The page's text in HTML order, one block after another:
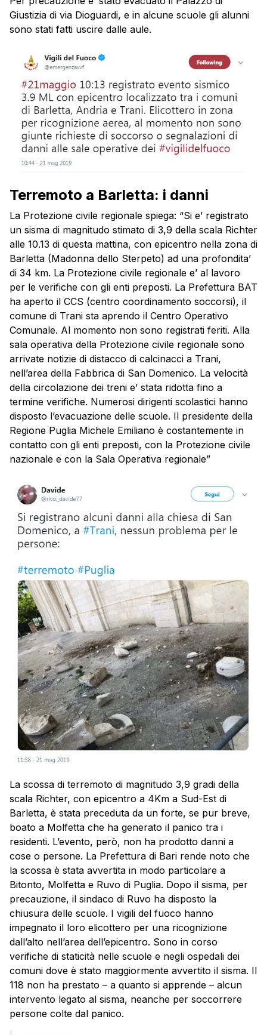
Giustizia di via Dioguardi, e in alcune scuole gli alunni
sono stati fatti uscire dalle aule.
Terremoto a Barletta: i danni
La Protezione civile regionale spiega: “Si e’ registrato
un sisma di magnitudo stimato di 3,9 della scala Richter
alle 10.13 di questa mattina, con epicentro nella zona di
Barletta (Madonna dello Sterpeto) ad una profondita’
di 34 km. La Protezione civile regionale e’ al lavoro
per le verifiche con gli enti preposti. La Prefettura BAT
ha aperto il CCS (centro coordinamento soccorsi), il
comune di Trani sta aprendo il Centro Operativo
Comunale. Al momento non sono registrati feriti. Alla
sala operativa della Protezione civile regionale sono
arrivate notizie di distacco di calcinacci a Trani,
nell’area della Fabbrica di San Domenico. La velocità
della circolazione dei treni e’ stata ridotta fino a
termine verifiche. Numerosi dirigenti scolastici hanno
disposto l’evacuazione delle scuole. Il presidente della
Regione Puglia Michele Emiliano è costantemente in
contatto con gli enti preposti, con la Protezione civile
nazionale e con la Sala Operativa regionale”
La scossa di terremoto di magnitudo 3,9 gradi della
scala Richter, con epicentro a 4Km a Sud-Est di
Barletta, è stata preceduta da un forte, se pur breve,
boato a Molfetta che ha generato il panico tra i
residenti. L’evento, però, non ha prodotto danni a
cose o persone. La Prefettura di Bari rende noto che
la scossa è stata avvertita in modo particolare a
Bitonto, Molfetta e Ruvo di Puglia. Dopo il sisma, per
precauzione, il sindaco di Ruvo ha disposto la
chiusura delle scuole. I vigili del fuoco hanno
impegnato il loro elicottero per una ricognizione
dall’alto nell’area dell’epicentro. Sono in corso
verifiche di staticità nelle scuole e negli ospedali dei
comuni dove è stato maggiormente avvertito il sisma. Il
118 non ha prestato – a quanto si apprende – alcun
intervento legato al sisma, neanche per soccorrere
persone colte dal panico.